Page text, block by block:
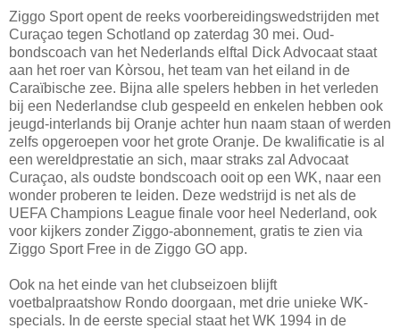
Ziggo Sport opent de reeks voorbereidingswedstrijden met
Curaçao tegen Schotland op zaterdag 30 mei. Oud-
bondscoach van het Nederlands elftal Dick Advocaat staat
aan het roer van Kòrsou, het team van het eiland in de
Caraïbische zee. Bijna alle spelers hebben in het verleden
bij een Nederlandse club gespeeld en enkelen hebben ook
jeugd-interlands bij Oranje achter hun naam staan of werden
zelfs opgeroepen voor het grote Oranje. De kwalificatie is al
een wereldprestatie an sich, maar straks zal Advocaat
Curaçao, als oudste bondscoach ooit op een WK, naar een
wonder proberen te leiden. Deze wedstrijd is net als de
UEFA Champions League finale voor heel Nederland, ook
voor kijkers zonder Ziggo-abonnement, gratis te zien via
Ziggo Sport Free in de Ziggo GO app.
Ook na het einde van het clubseizoen blijft
voetbalpraatshow Rondo doorgaan, met drie unieke WK-
specials. In de eerste special staat het WK 1994 in de